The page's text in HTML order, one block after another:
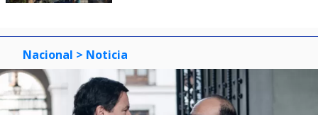
Nacional > Noticia